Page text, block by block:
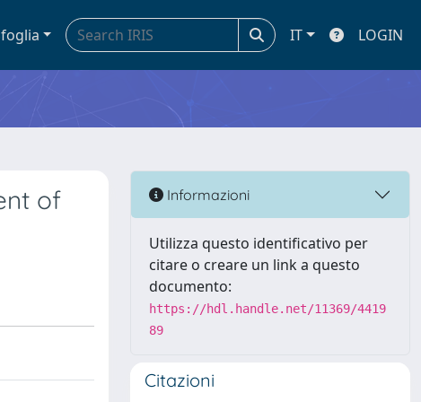
IT LOGIN
of
Informazioni
Utilizza questo identificativo per
citare o creare un link a questo
documento:
https://hdl.handle.net/11369/4419
89
Citazioni